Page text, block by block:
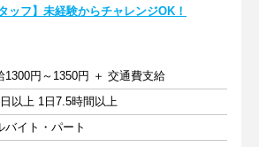
ッフ】未経験からチャレンジOK！
1300円～1350円 ＋ 交通費支給
以上 1日7.5時間以上
バイト・パート